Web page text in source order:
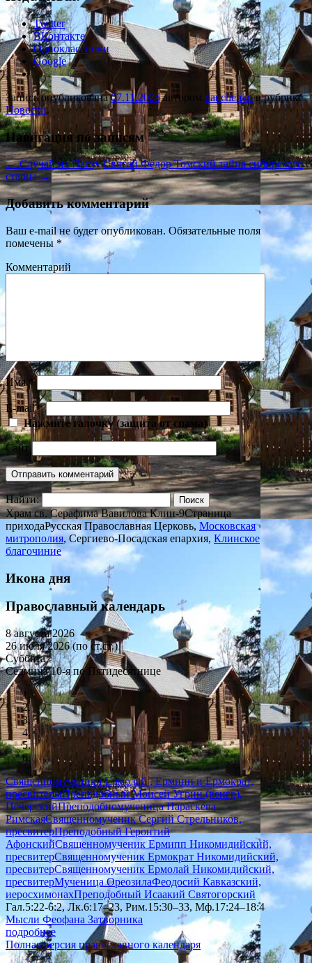
Twitter
ВКонтакте
Одноклассники
Google
Запись опубликована07.11.2025автором danchenkoв рубрике
Новости.
Навигация по записям
←Случай на Пасху Святой Фёдор Томский тайна сибирского
старца→
Добавить комментарий
Ваш e-mail не будет опубликован. Обязательные поля
помечены*
Комментарий
Имя *
E-mail*
Нажмите галочку (защита от спама)
Сайт
Найти:
Храм св. Серафима Вавилова Клин-9Страница
приходаРусская Православная Церковь, Московская
митрополия, Сергиево-Посадская епархия, Клинское
благочиние
Икона дня
Православный календарь
8 августа 2026
26 июля 2026 (по ст.ст.)
Суббота
Седмица 10-я по Пятидесятнице
Священномученики Ермолай , Ермипп и Ермократ,
пресвитерыПреподобный Моисей Угрин (венгр),
ПечерскийПреподобномученица Параскева
РимскаяСвященномученик Сергий Стрельников,
пресвитерПреподобный Геронтий
АфонскийСвященномученик Ермипп Никомидийский,
пресвитерСвященномученик Ермократ Никомидийский,
пресвитерСвященномученик Ермолай Никомидийский,
пресвитерМученица ОреозилаФеодосий Кавказский,
иеросхимонахПреподобный Исаакий Святогорский
Гал.5:22-6:2, Лк.6:17–23, Рим.15:30–33, Мф.17:24–18:4
Мысли Феофана Затворника
подробнее
Полная версия православного календаря